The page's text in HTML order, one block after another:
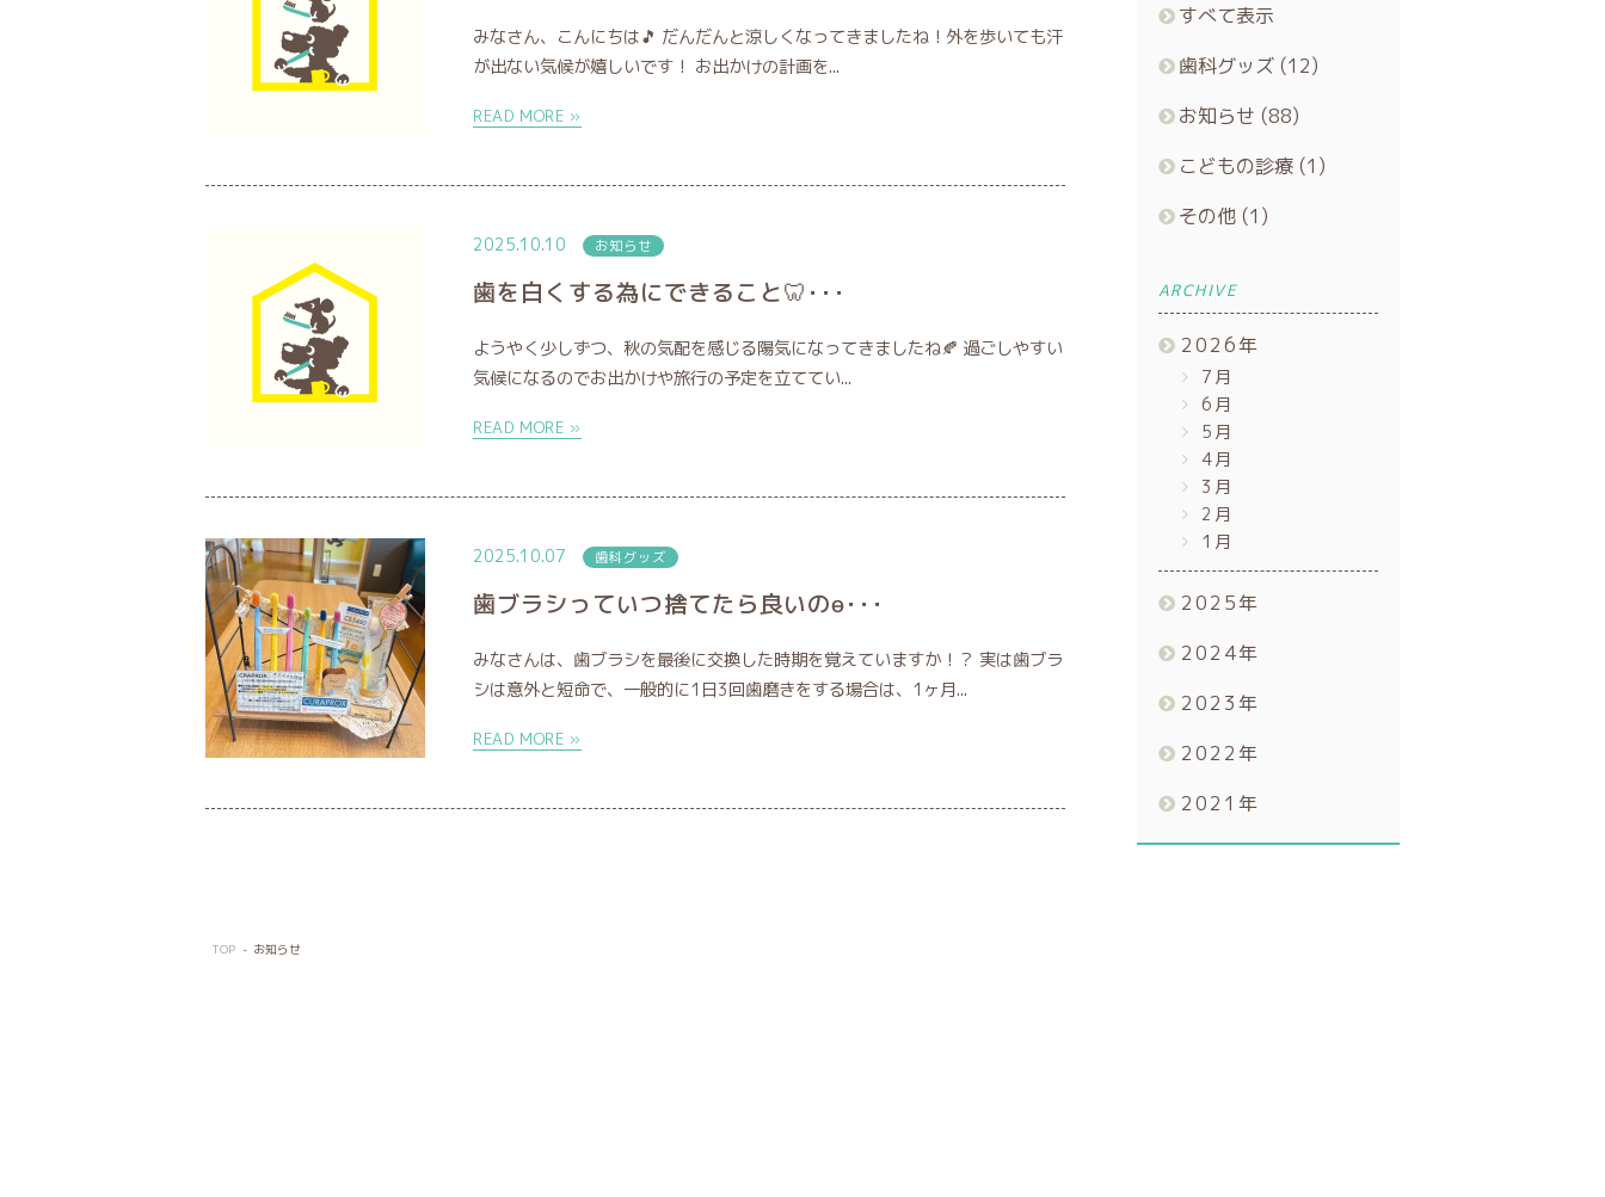
みなさん、こんにちは🎵 だんだんと涼しくなってきましたね！外を歩いても汗
が出ない気候が嬉しいです！ お出かけの計画を...
READ MORE »
2025.10.10 お知らせ
歯を白くする為にできること🦷･･･
ようやく少しずつ、秋の気配を感じる陽気になってきましたね🍂 過ごしやすい
気候になるのでお出かけや旅行の予定を立ててい...
READ MORE »
2025.10.07 歯科グッズ
歯ブラシっていつ捨てたら良いのɵ･･･
みなさんは、歯ブラシを最後に交換した時期を覚えていますか！？ 実は歯ブラ
シは意外と短命で、一般的に1日3回歯磨きをする場合は、1ヶ月...
READ MORE »
すべて表示
歯科グッズ(12)
お知らせ (88)
こどもの診療(1)
その他(1)
ARCHIVE
2026年
7月
6月
5月
4月
3月
2月
1月
2025年
2024年
2023年
2022年
2021 年
TOP お知らせ